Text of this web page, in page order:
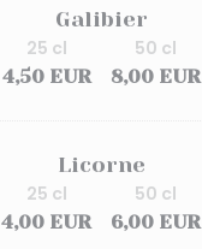
Galibier
4,50 EUR
25 cl
8,00 EUR
50 cl
Licorne
4,00 EUR
25 cl
6,00 EUR
50 cl